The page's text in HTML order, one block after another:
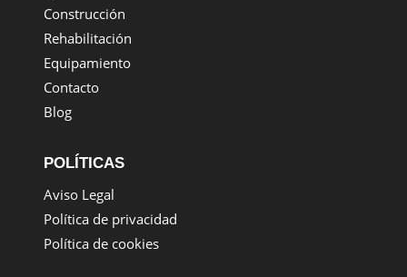
Construcción
Rehabilitación
Equipamiento
Contacto
Blog
POLÍTICAS
Aviso Legal
Política de privacidad
Política de cookies